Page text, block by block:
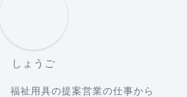
しょうご
福祉用具の提案営業の仕事から